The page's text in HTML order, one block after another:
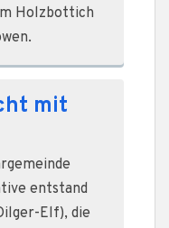
Holzbottich
mit
entstand
Elf), die